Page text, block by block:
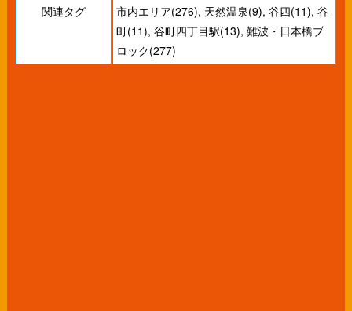
関連タグ
市内エリア(276), 天然温泉(9), 谷四(11), 谷
町(11), 谷町四丁目駅(13), 難波・日本橋ブ
ロック(277)